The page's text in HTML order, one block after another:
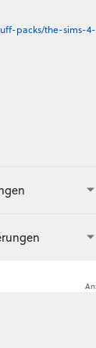
packs/the-sims-4-